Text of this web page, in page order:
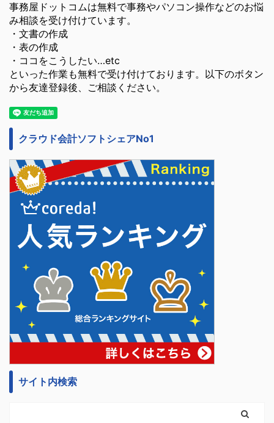
事務屋ドットコムは無料で事務やパソコン操作などのお悩
み相談を受け付けています。
・文書の作成
・表の作成
・ココをこうしたい…etc
といった作業も無料で受け付けております。以下のボタン
から友達登録後、ご相談ください。
クラウド会計ソフトシェアNo1
サイト内検索